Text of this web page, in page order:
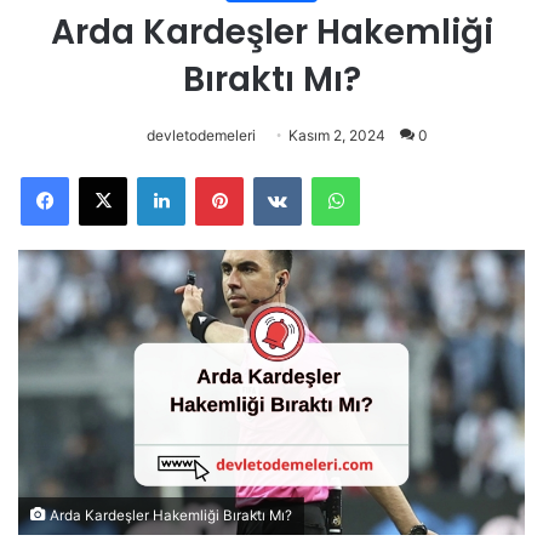
Arda Kardeşler Hakemliği
Bıraktı Mı?
devletodemeleri Kasım 2, 2024 0
Arda Kardeşler Hakemliği Bıraktı Mı?